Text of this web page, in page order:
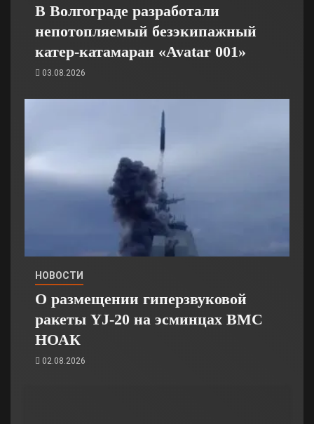
В Волгограде разработали
непотопляемый безэкипажный
катер-катамаран «Avatar 001»
03.08.2026
НОВОСТИ
О размещении гиперзвуковой
ракеты YJ-20 на эсминцах ВМС
НОАК
02.08.2026